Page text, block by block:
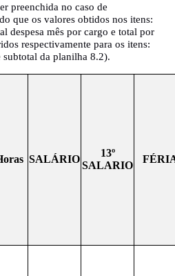
preenchida no caso de
que os valores obtidos nos itens:
despesa mês por cargo e total por
respectivamente para os itens:
da planilha 8.2).
SALÁRIO
13º
SALARIO